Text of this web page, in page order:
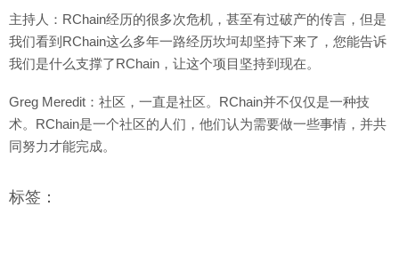
主持人：RChain经历的很多次危机，甚至有过破产的传言，但是
我们看到RChain这么多年一路经历坎坷却坚持下来了，您能告诉
我们是什么支撑了RChain，让这个项目坚持到现在。
Greg Meredit：社区，一直是社区。RChain并不仅仅是一种技
术。RChain是一个社区的人们，他们认为需要做一些事情，并共
同努力才能完成。
标签：